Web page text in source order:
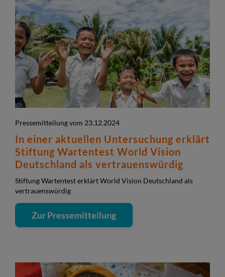
Pressemitteilung vom 23.12.2024
In einer aktuellen Untersuchung erklärt
Stiftung Wartentest World Vision
Deutschland als vertrauenswürdig
Stiftung Wartentest erklärt World Vision Deutschland als
vertrauenswürdig
Zur Pressemitteilung